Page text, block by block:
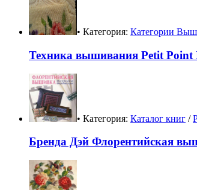
• Категория: Категории
Техника вышивания Petit Point
• Категория: Каталог книг /
Бренда Дэй Флорентийская